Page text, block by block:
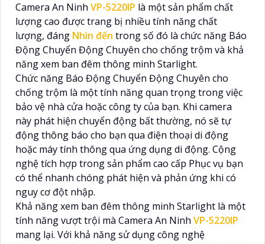
Camera An Ninh VP-5220IP là một sản phẩm chất
lượng cao được trang bị nhiều tính năng chất
lượng, đáng Nhìn đến trong số đó là chức năng Báo
Động Chuyển Động Chuyên cho chống trộm và khả
năng xem ban đêm thông minh Starlight.
Chức năng Báo Động Chuyển Động Chuyên cho
chống trộm là một tính năng quan trọng trong việc
bảo vệ nhà cửa hoặc công ty của bạn. Khi camera
này phát hiện chuyển động bất thường, nó sẽ tự
động thông báo cho bạn qua điện thoại di động
hoặc máy tính thông qua ứng dụng di động. Cộng
nghệ tích hợp trong sản phẩm cao cấp Phục vụ bạn
có thể nhanh chóng phát hiện và phản ứng khi có
nguy cơ đột nhập.
Khả năng xem ban đêm thông minh Starlight là một
tính năng vượt trội mà Camera An Ninh VP-5220IP
mang lại. Với khả năng sử dụng công nghệ